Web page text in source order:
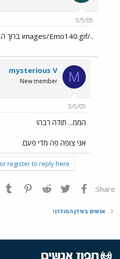
5/5/05
../images/Emo140.gif ברוך הבא Mysterious V
M
mysterious V
New member
5/5/05
הממ... תודה רבה!
אני צופה פה מדי פעם.
register to reply here.
Share: פייסבוק Twitter
Reddit
אנשים בעידן המודרני